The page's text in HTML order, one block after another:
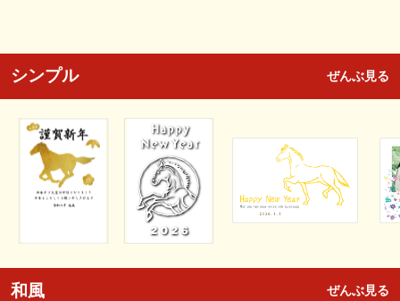
シンプル ぜんぶ見る
和風 ぜんぶ見る